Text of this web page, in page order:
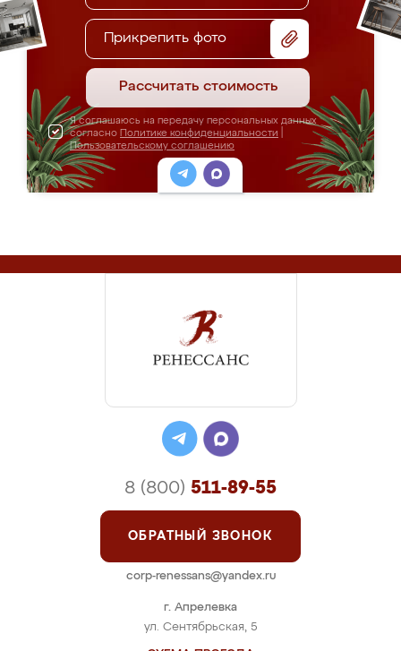
Прикрепить фото
Рассчитать стоимость
Я соглашаюсь на передачу персональных данных
согласно Политике конфиденциальности
Пользовательскому соглашению
г. Апрелевка
ул. Сентябрьская, 5
8 (800) 511-89-55
ОБРАТНЫЙ ЗВОНОК
corp-renessans@yandex.ru